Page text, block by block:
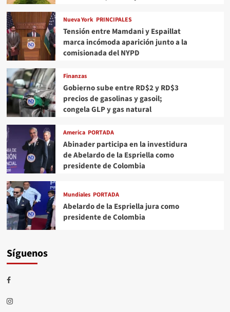
Nueva York PRINCIPALES
Tensión entre Mamdani y Espaillat
marca incómoda aparición junto a la
comisionada del NYPD
Finanzas
Gobierno sube entre RD$2 y RD$3
precios de gasolinas y gasoil;
congela GLP y gas natural
America PORTADA
Abinader participa en la investidura
de Abelardo de la Espriella como
presidente de Colombia
Mundiales PORTADA
Abelardo de la Espriella jura como
presidente de Colombia
Síguenos